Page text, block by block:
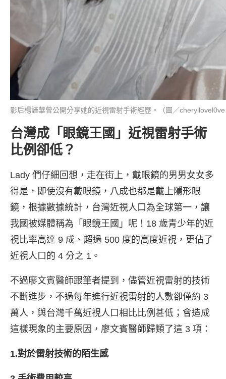
影后楊謹華曾公開分享她的近視雷射手術經歷。（圖／
台灣成「眼鏡王國」近視雷射手術
比例卻低？
Lady 們仔細回想，走在街上，戴眼鏡的男男女女多
得是，即使沒有戴眼鏡，八成也都是戴上隱形眼
鏡，根據數據統計，台灣近視人口為全球第一，讓
我國被媒體稱為「眼鏡王國」呢！18 歲青少年的近
視比率高達 9 成、超過 500 度的高度近視，更佔了
近視人口的 4 分之 1。
不過廖文賓醫師跟筆者提到，儘管近視雷射的技術
不斷進步，不過每年進行近視雷射的人數卻僅約 3
萬人，與台灣千萬近視人口相比比例甚低；會造成
這樣現象的主要原因，廖文賓醫師歸類了這 3 項：
1.對於雷射技術的陌生感